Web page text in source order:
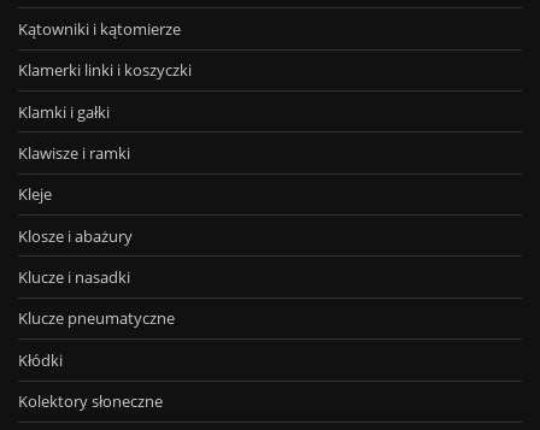
Kątowniki i kątomierze
Klamerki linki i koszyczki
Klamki i gałki
Klawisze i ramki
Kleje
Klosze i abażury
Klucze i nasadki
Klucze pneumatyczne
Kłódki
Kolektory słoneczne